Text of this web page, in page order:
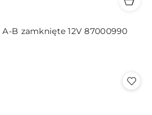
B zamknięte 12V 87000990